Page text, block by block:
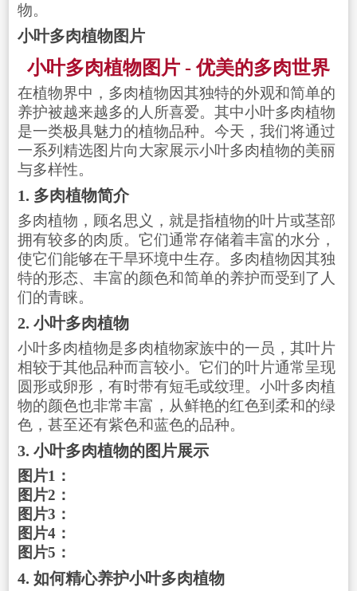
物。
小叶多肉植物图片
小叶多肉植物图片 - 优美的多肉世界
在植物界中，多肉植物因其独特的外观和简单的
养护被越来越多的人所喜爱。其中小叶多肉植物
是一类极具魅力的植物品种。今天，我们将通过
一系列精选图片向大家展示小叶多肉植物的美丽
与多样性。
1. 多肉植物简介
多肉植物，顾名思义，就是指植物的叶片或茎部
拥有较多的肉质。它们通常存储着丰富的水分，
使它们能够在干旱环境中生存。多肉植物因其独
特的形态、丰富的颜色和简单的养护而受到了人
们的青睐。
2. 小叶多肉植物
小叶多肉植物是多肉植物家族中的一员，其叶片
相较于其他品种而言较小。它们的叶片通常呈现
圆形或卵形，有时带有短毛或纹理。小叶多肉植
物的颜色也非常丰富，从鲜艳的红色到柔和的绿
色，甚至还有紫色和蓝色的品种。
3. 小叶多肉植物的图片展示
图片1：
图片2：
图片3：
图片4：
图片5：
4. 如何精心养护小叶多肉植物